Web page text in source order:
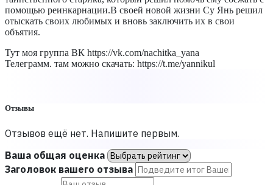
помощью реинкарнации.В своей новой жизни Су Янь решил
отыскать своих любимых и вновь заключить их в свои
объятия.
Тут моя группа ВК https://vk.com/nachitka_yana
Телеграмм. там можно скачать: https://t.me/yannikul
Отзывы
Отзывов ещё нет. Напишите первым.
Ваша общая оценка
Заголовок вашего отзыва